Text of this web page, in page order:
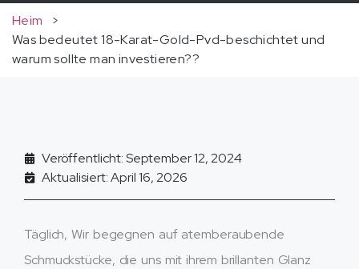
Heim
>
Was bedeutet 18-Karat-Gold-Pvd-beschichtet und
warum sollte man investieren??
Veröffentlicht: September 12, 2024
Aktualisiert: April 16, 2026
Täglich, Wir begegnen auf atemberaubende
Schmuckstücke, die uns mit ihrem brillanten Glanz